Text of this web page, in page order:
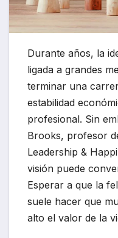
Durante años, la
ligada a grandes
terminar una
estabilidad
profesional. Sin
Brooks, profesor
Leadership &
visión puede
Esperar a que la
suele hacer que
alto el valor de la